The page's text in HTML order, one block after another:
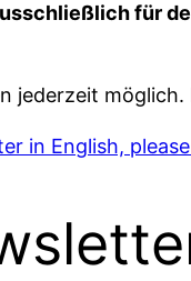
für
jederzeit
in English,